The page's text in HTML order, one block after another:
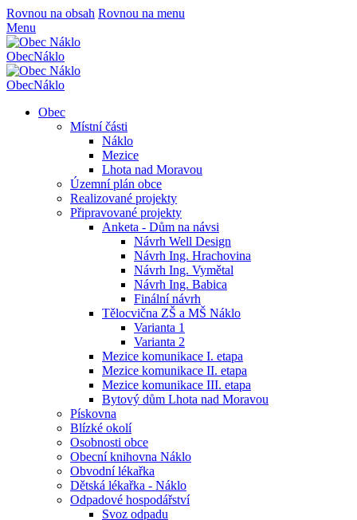
Rovnou na obsah Rovnou na menu
Menu
ObecNáklo
ObecNáklo
Obec
Místní části
Náklo
Mezice
Lhota nad Moravou
Územní plán obce
Realizované projekty
Připravované projekty
Anketa - Dům na návsi
Návrh Well Design
Návrh Ing. Hrachovina
Návrh Ing. Vymětal
Návrh Ing. Babica
Finální návrh
Tělocvična ZŠ a MŠ Náklo
Varianta 1
Varianta 2
Mezice komunikace I. etapa
Mezice komunikace II. etapa
Mezice komunikace III. etapa
Bytový dům Lhota nad Moravou
Pískovna
Blízké okolí
Osobnosti obce
Obecní knihovna Náklo
Obvodní lékařka
Dětská lékařka - Náklo
Odpadové hospodářství
Svoz odpadu